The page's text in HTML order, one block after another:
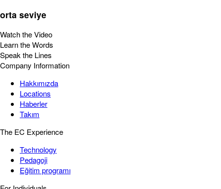
orta seviye
Watch the Video
Learn the Words
Speak the Lines
Company Information
Hakkımızda
Locations
Haberler
Takım
The EC Experience
Technology
Pedagoji
Eğitim programı